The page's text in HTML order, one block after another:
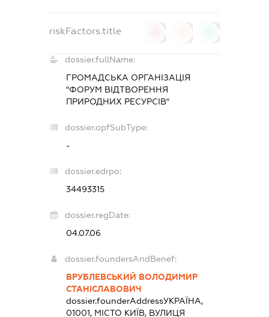
riskFactors.title
dossier.fullName:
ГРОМАДСЬКА ОРГАНІЗАЦІЯ
"ФОРУМ ВІДТВОРЕННЯ
ПРИРОДНИХ РЕСУРСІВ"
dossier.opfSubType:
-
dossier.edrpo:
34493315
dossier.regDate:
04.07.06
dossier.foundersAndBenef:
ВРУБЛЕВСЬКИЙ ВОЛОДИМИР
СТАНІСЛАВОВИЧ
dossier.founderAddressУКРАЇНА,
01001, МІСТО КИЇВ, ВУЛИЦЯ